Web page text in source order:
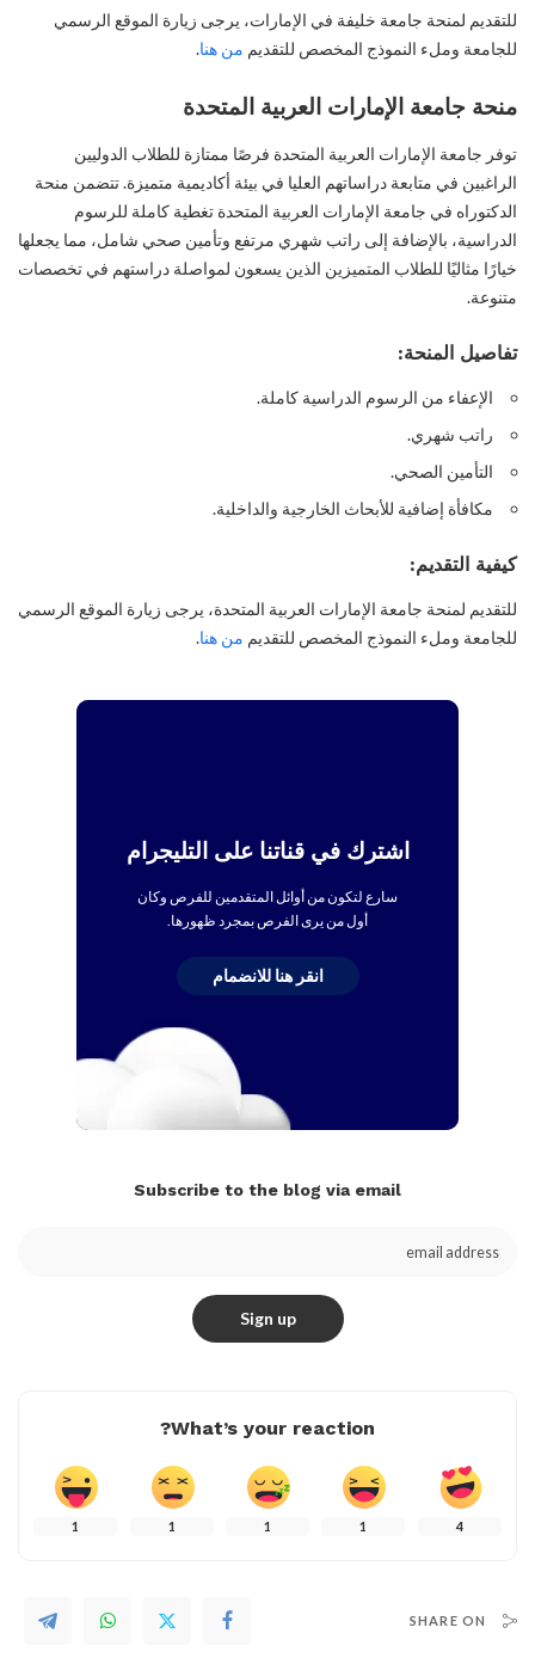
للتقديم لمنحة جامعة خليفة في الإمارات، يرجى زيارة الموقع الرسمي
للجامعة وملء النموذج المخصص للتقديم من هنا.
منحة جامعة الإمارات العربية المتحدة
توفر جامعة الإمارات العربية المتحدة فرصًا ممتازة للطلاب الدوليين
الراغبين في متابعة دراساتهم العليا في بيئة أكاديمية متميزة. تتضمن منحة
الدكتوراه في جامعة الإمارات العربية المتحدة تغطية كاملة للرسوم
الدراسية، بالإضافة إلى راتب شهري مرتفع وتأمين صحي شامل، مما يجعلها
خيارًا مثاليًا للطلاب المتميزين الذين يسعون لمواصلة دراستهم في تخصصات
متنوعة.
تفاصيل المنحة:
الإعفاء من الرسوم الدراسية كاملة.
راتب شهري.
التأمين الصحي.
مكافأة إضافية للأبحاث الخارجية والداخلية.
كيفية التقديم:
للتقديم لمنحة جامعة الإمارات العربية المتحدة، يرجى زيارة الموقع الرسمي
للجامعة وملء النموذج المخصص للتقديم من هنا.
اشترك في قناتنا على التليجرام
سارع لتكون من أوائل المتقدمين للفرص وكان
أول من يرى الفرص بمجرد ظهورها.
انقر هنا للانضمام
Subscribe to the blog via email
What’s your reaction?
4
1
1
1
1
SHARE ON